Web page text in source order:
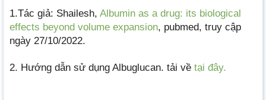
1.Tác giả: Shailesh, Albumin as a drug: its biological
effects beyond volume expansion, pubmed, truy cập
ngày 27/10/2022.
2. Hướng dẫn sử dụng Albuglucan. tải về tại đây.